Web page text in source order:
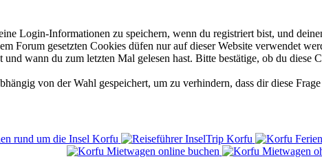
Login-Informationen zu speichern, wenn du registriert bist, und
Forum gesetzten Cookies düfen nur auf dieser Website verwendet
und wann du zum letzten Mal gelesen hast. Bitte bestätige, ob du diese
von der Wahl gespeichert, um zu verhindern, dass dir diese